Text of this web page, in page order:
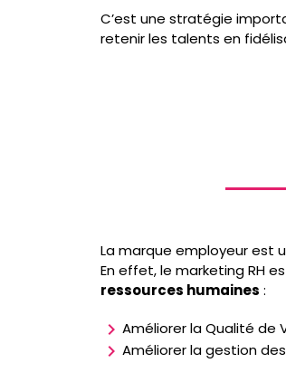
C’est une stratégie
retenir les talents en
Lamarque employeurest
En effet, le marketing RH
ressources humaines :
chevron_right Améliorer la Qualité de
chevron_right Améliorer la gestion